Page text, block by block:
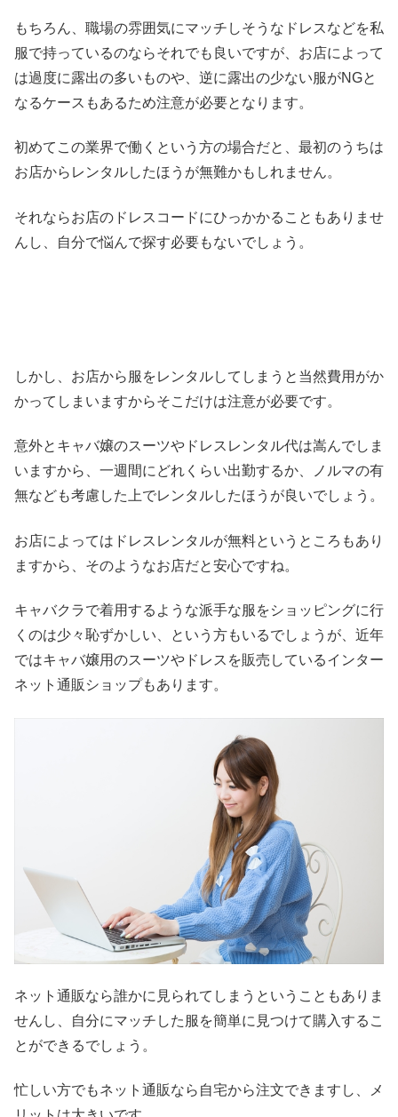
もちろん、職場の雰囲気にマッチしそうなドレスなどを私
服で持っているのならそれでも良いですが、お店によって
は過度に露出の多いものや、逆に露出の少ない服がNGと
なるケースもあるため注意が必要となります。
初めてこの業界で働くという方の場合だと、最初のうちは
お店からレンタルしたほうが無難かもしれません。
それならお店のドレスコードにひっかかることもありませ
んし、自分で悩んで探す必要もないでしょう。
しかし、お店から服をレンタルしてしまうと当然費用がか
かってしまいますからそこだけは注意が必要です。
意外とキャバ嬢のスーツやドレスレンタル代は嵩んでしま
いますから、一週間にどれくらい出勤するか、ノルマの有
無なども考慮した上でレンタルしたほうが良いでしょう。
お店によってはドレスレンタルが無料というところもあり
ますから、そのようなお店だと安心ですね。
キャバクラで着用するような派手な服をショッピングに行
くのは少々恥ずかしい、という方もいるでしょうが、近年
ではキャバ嬢用のスーツやドレスを販売しているインター
ネット通販ショップもあります。
ネット通販なら誰かに見られてしまうということもありま
せんし、自分にマッチした服を簡単に見つけて購入するこ
とができるでしょう。
忙しい方でもネット通販なら自宅から注文できますし、メ